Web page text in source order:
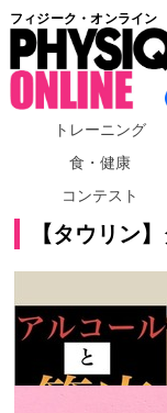
フィジーク・オンライン
トレーニング
食・健康
コンテスト
【タウリン